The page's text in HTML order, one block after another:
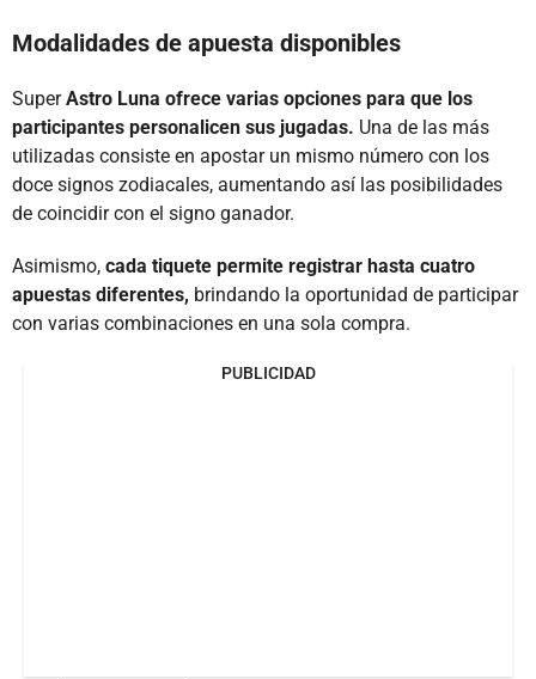
Modalidades de apuesta disponibles
SuperAstro Luna ofrece varias opciones para que los
participantes personalicen sus jugadas. Una de las más
utilizadas consiste en apostar un mismo número con los
doce signos zodiacales, aumentando así las posibilidades
de coincidir con el signo ganador.
Asimismo, cada tiquete permite registrar hasta cuatro
apuestas diferentes, brindando la oportunidad de participar
con varias combinaciones en una sola compra.
PUBLICIDAD